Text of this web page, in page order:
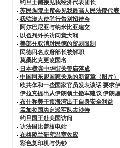
- 约旦王储接见我经济代表团长
- 苏民族院主席会见我最高人民法院代表
- 我驻澳大使举行告别招待会
- 阿尔巴尼亚与纳米比亚建交
- 以色列外长访问意大利
- 美部分取消对民德的贸易限制
- 民德四名政府部长被解职
- 莫桑比克更改国名
- 日本横滨中华街关帝庙落成
- 中国同东盟国家关系的新篇章（图片）
- 欧共体和一些国家官员发表谈话 要求
- 伊拉克提出从伊朗领土撤军建议 伊朗
- 布什称美干预海湾出于自身安全利益
- 孟加拉国决定派军队去沙特
- 约旦国王赴美国访问
- 访法国比盖核电站
- 在格陵兰研究温室效应
- 彩色复印机与伪钞